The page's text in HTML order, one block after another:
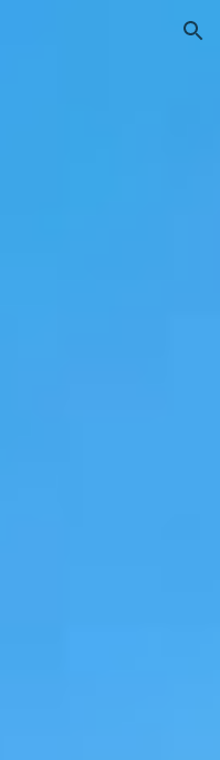
Skip to navigation